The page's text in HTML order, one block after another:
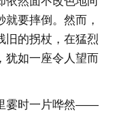
要摔倒。然而，
旧的拐杖，在猛烈
犹如一座令人望而
霎时一片哗然——